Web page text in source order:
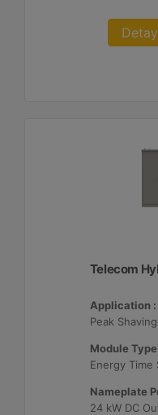
Detay
Telecom
Application :
Peak Shaving
Module Type
Energy Time
Nameplate
24 kW DC